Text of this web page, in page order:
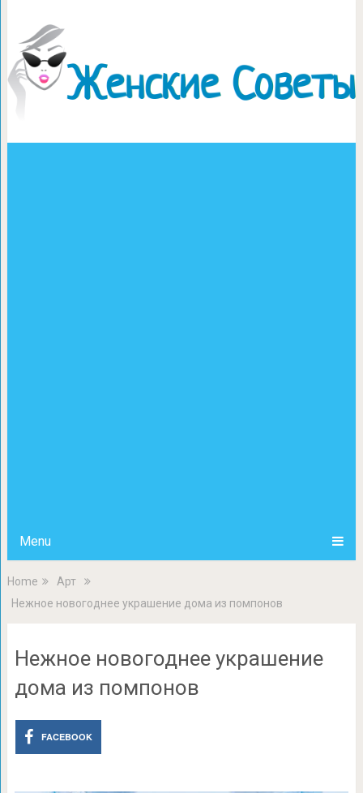
Menu
Home
Арт
Нежное новогоднее украшение дома из помпонов
Нежное новогоднее украшение
дома из помпонов
FACEBOOK